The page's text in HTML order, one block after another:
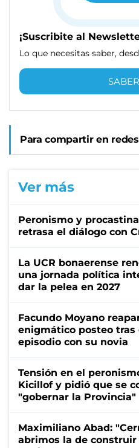
¡Suscribite al
Lo que necesitas saber,
Para compartir en redes
Ver más
Peronismo y
retrasa el diálogo con
La UCR bonaerense
una jornada política
dar la pelea en 2027
Facundo Moyano
enigmático posteo tras
episodio con su novia
Tensión en el
Kicillof y pidió que se
"gobernar la Provincia"
Maximiliano Abad:
abrimos la de